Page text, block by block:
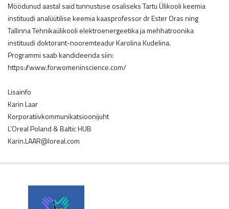
Möödunud aastal said tunnustuse osaliseks Tartu Ülikooli keemia
instituudi analüütilise keemia kaasprofessor dr Ester Oras ning
Tallinna Tehnikaülikooli elektroenergeetika ja mehhatroonika
instituudi doktorant-nooremteadur Karolina Kudelina.
Programmi saab kandideerida siin:
https://www.forwomeninscience.com/
Lisainfo
Karin Laar
Korporatiivkommunikatsioonijuht
L’Oreal Poland & Baltic HUB
Karin.LAAR@loreal.com